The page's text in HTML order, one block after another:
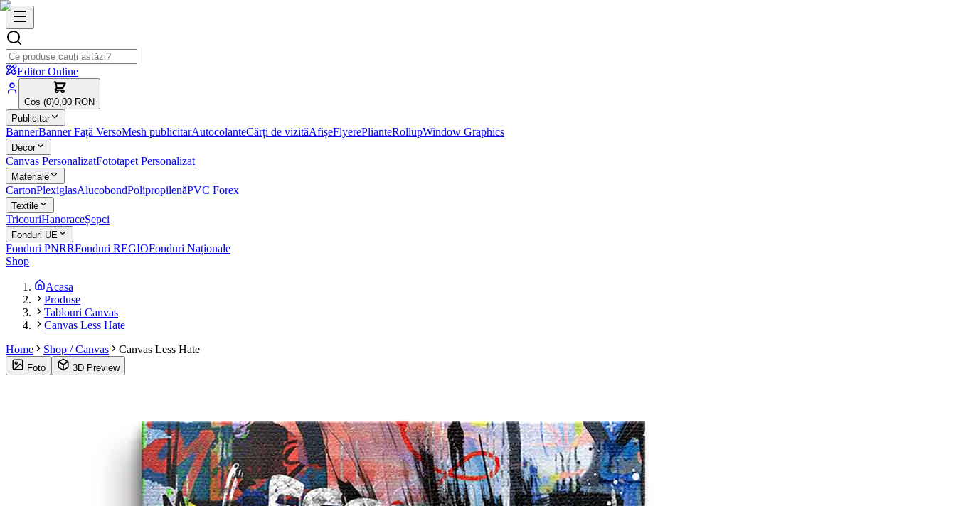
Editor Online
Coș (0)0,00 RON
Publicitar
BannerBanner Față VersoMesh publicitarAutocolanteCărți de vizităAfișeFlyerePlianteRollupWindow Graphics
Decor
Canvas PersonalizatFototapet Personalizat
Materiale
CartonPlexiglasAlucobondPolipropilenăPVC Forex
Textile
TricouriHanoraceȘepci
Fonduri UE
Fonduri PNRRFonduri REGIOFonduri Naționale
Shop
Acasa
Produse
Tablouri Canvas
Canvas Less Hate
Home
Shop / Canvas Canvas Less Hate
Foto 3D Preview